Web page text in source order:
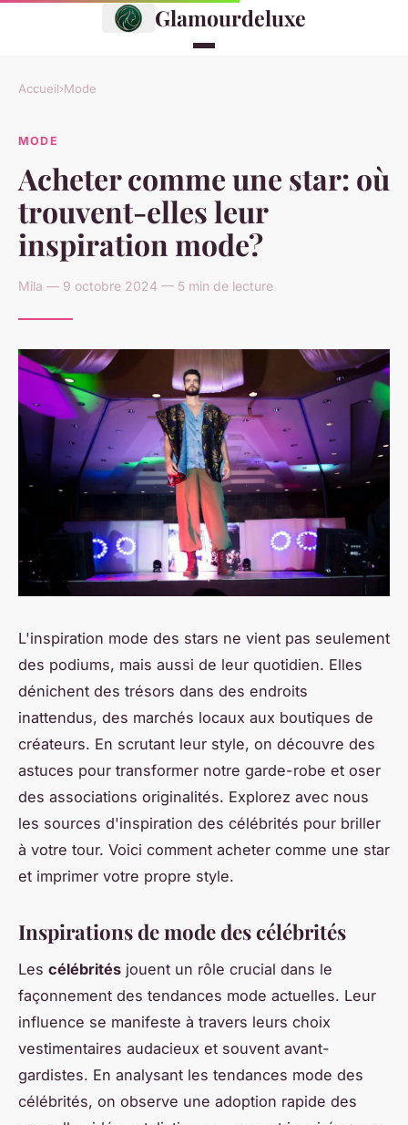
Glamourdeluxe
Accueil›Mode
MODE
Acheter comme une star: où
trouvent-elles leur
inspiration mode?
Mila — 9 octobre 2024 — 5 min de lecture
L'inspiration mode des stars ne vient pas seulement
des podiums, mais aussi de leur quotidien. Elles
dénichent des trésors dans des endroits
inattendus, des marchés locaux aux boutiques de
créateurs. En scrutant leur style, on découvre des
astuces pour transformer notre garde-robe et oser
des associations originalités. Explorez avec nous
les sources d'inspiration des célébrités pour briller
à votre tour. Voici comment acheter comme une star
et imprimer votre propre style.
Inspirations de mode des célébrités
Les célébrités jouent un rôle crucial dans le
façonnement des tendances mode actuelles. Leur
influence se manifeste à travers leurs choix
vestimentaires audacieux et souvent avant-
gardistes. En analysant les tendances mode des
célébrités, on observe une adoption rapide des